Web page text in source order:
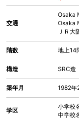
交通
Osaka
Osaka
ＪＲ
階数 地上14
構造 SRC造
築年月 1982年
学区
小学校
中学校